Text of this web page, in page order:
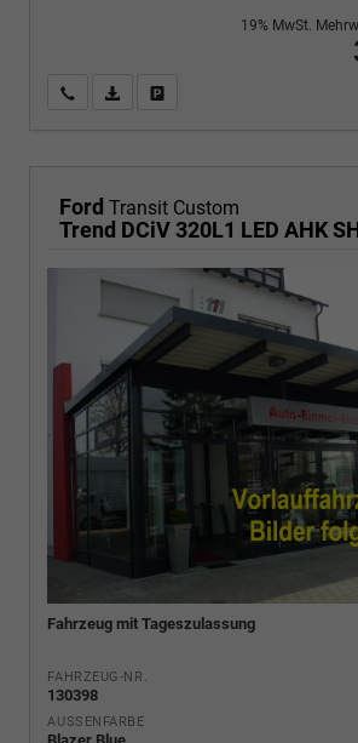
19% MwSt.
Wir rufen Sie anPDF-Fahrzeugexposé drucken
Ford Transit Custom
Trend DCiV 320L1 LED AHK
Fahrzeug mit Tageszulassung
FAHRZEUG-NR.
130398
AUSSENFARBE